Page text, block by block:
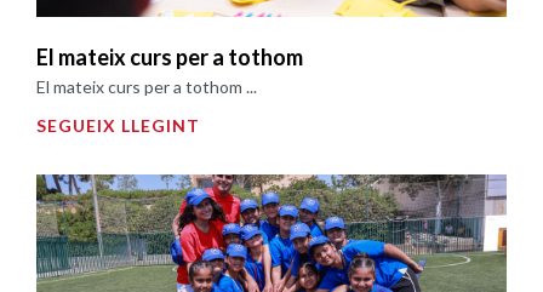
El mateix curs per a tothom
El mateix curs per a tothom ...
SEGUEIX LLEGINT